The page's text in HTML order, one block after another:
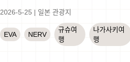
2026-5-25 | 일본 관광지
EVA NERV
규슈여
행
나가사키여
행